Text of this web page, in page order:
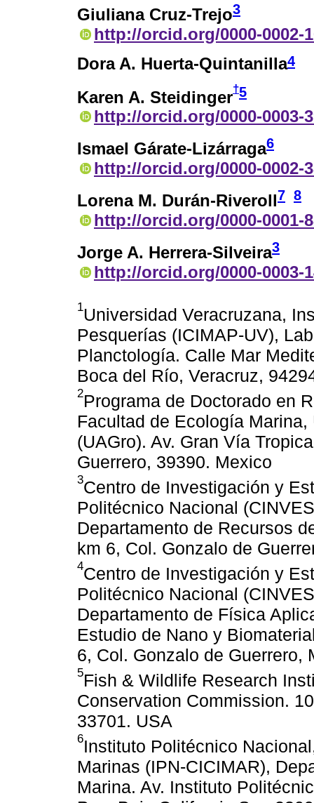
Giuliana Cruz-Trejo3
http://orcid.org/0000-0002-
Dora A. Huerta-Quintanilla4
Karen A. Steidinger†5
http://orcid.org/0000-0003-
Ismael Gárate-Lizárraga6
http://orcid.org/0000-0002-
Lorena M. Durán-Riveroll7 8
http://orcid.org/0000-0001-
Jorge A. Herrera-Silveira3
http://orcid.org/0000-0003-
1Universidad Veracruzana,
Pesquerías (ICIMAP-UV),
Planctología. Calle Mar
Boca del Río, Veracruz,
2Programa de Doctorado en
Facultad de Ecología
(UAGro). Av. Gran Vía
Guerrero, 39390. Mexico
3Centro de Investigación y
Politécnico Nacional
Departamento de Recursos
km 6, Col. Gonzalo de
4Centro de Investigación y
Politécnico Nacional
Departamento de Física
Estudio de Nano y
6, Col. Gonzalo de Guerrero,
5Fish & Wildlife Research
Conservation Commission.
33701. USA
6Instituto Politécnico
Marinas (IPN-CICIMAR),
Marina. Av. Instituto